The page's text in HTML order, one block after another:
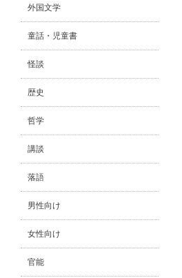
外国文学
童話・児童書
怪談
歴史
哲学
講談
落語
男性向け
女性向け
官能